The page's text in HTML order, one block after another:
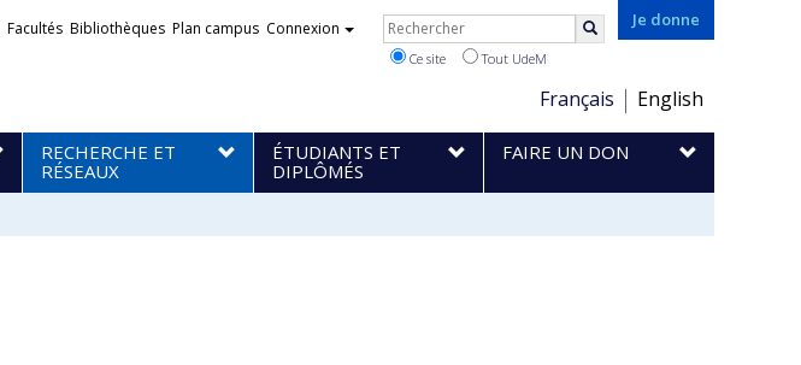
Je donne
Choix
de
la
langue
Français English
Facultés Bibliothèques Plan campus Connexion Rechercher
Ce site Tout UdeM
RECHERCHE ET
RÉSEAUX
ÉTUDIANTS ET
DIPLÔMÉS
FAIRE UN DON